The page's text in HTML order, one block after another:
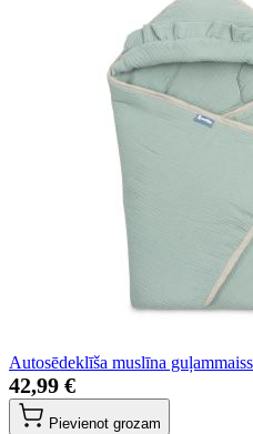
Autosēdeklīša muslīna
42,99 €
Pievienot grozam